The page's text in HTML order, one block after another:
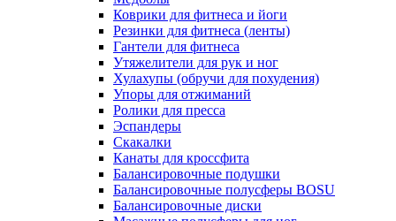
Коврики для фитнеса и йоги
Резинки для фитнеса (ленты)
Гантели для фитнеса
Утяжелители для рук и ног
Хулахупы (обручи для похудения)
Упоры для отжиманий
Ролики для пресса
Эспандеры
Скакалки
Канаты для кроссфита
Балансировочные подушки
Балансировочные полусферы BOSU
Балансировочные диски